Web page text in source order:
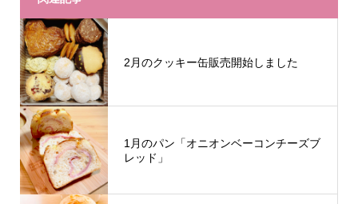
2月のクッキー缶販売開始しました
1月のパン「オニオンベーコンチーズブ
レッド」